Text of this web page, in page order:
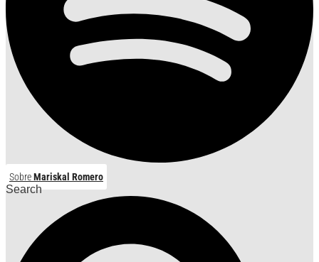
SobreMariskal Romero
Search